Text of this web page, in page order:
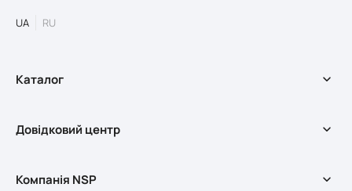
UA RU
Каталог
Оздоровчі програми
Мерч
Довідковий центр
Довідковий центр
Компанія NSP